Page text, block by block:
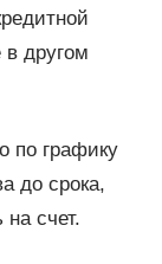
в другом
по графику
до срока,
счет.